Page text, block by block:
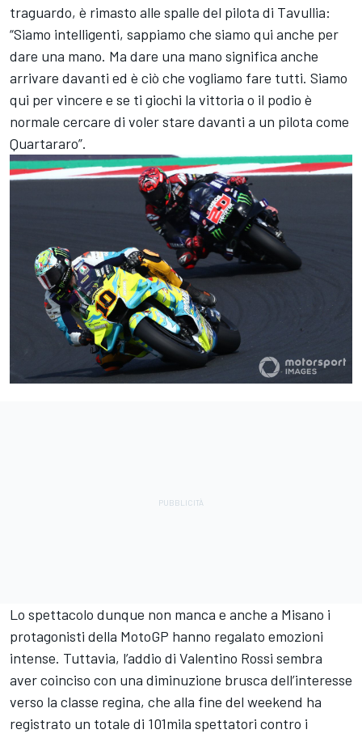
traguardo, è rimasto alle spalle del pilota di Tavullia:
“Siamo intelligenti, sappiamo che siamo qui anche per
dare una mano. Ma dare una mano significa anche
arrivare davanti ed è ciò che vogliamo fare tutti. Siamo
qui per vincere e se ti giochi la vittoria o il podio è
normale cercare di voler stare davanti a un pilota come
Quartararo”.
Lo spettacolo dunque non manca e anche a Misano i
protagonisti della MotoGP hanno regalato emozioni
intense. Tuttavia, l’addio di Valentino Rossi sembra
aver coinciso con una diminuzione brusca dell’interesse
verso la classe regina, che alla fine del weekend ha
registrato un totale di 101mila spettatori contro i